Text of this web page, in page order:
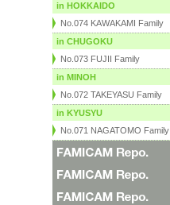
in HOKKAIDO
No.074 KAWAKAMI Family
in CHUGOKU
No.073 FUJII Family
in MINOH
No.072 TAKEYASU Family
in KYUSYU
No.071 NAGATOMO Family